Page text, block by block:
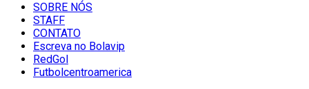
SOBRE NÓS
STAFF
CONTATO
Escreva no Bolavip
RedGol
Futbolcentroamerica